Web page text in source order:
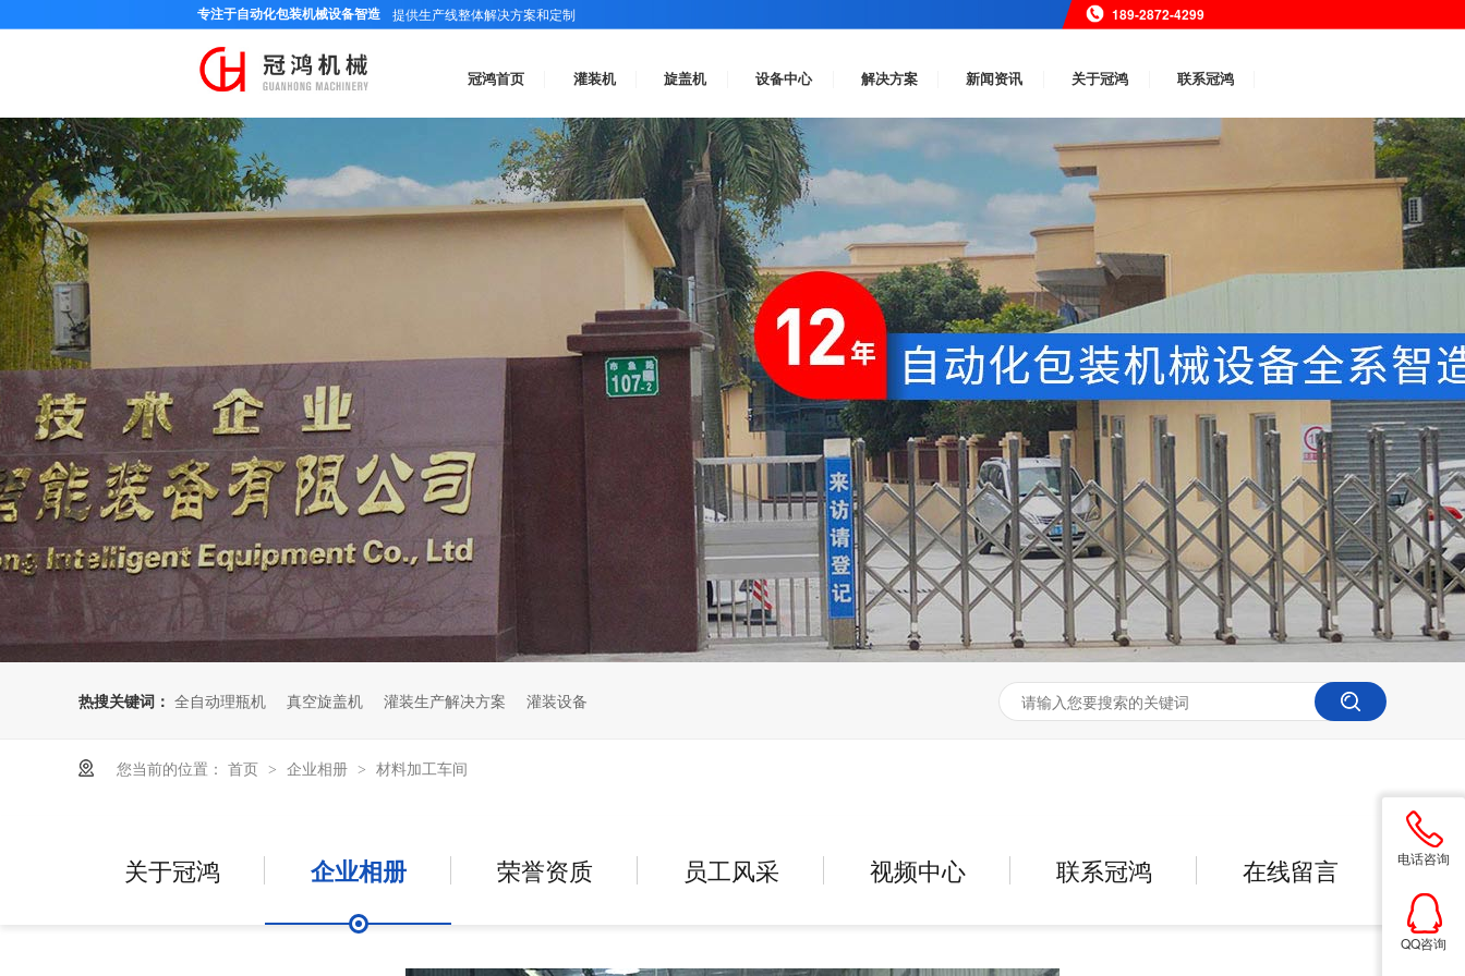
专注于自动化包装机械设备智造 提供生产线整体解决方案和定制 189-2872-4299
冠鸿首页 灌装机 旋盖机 设备中心 解决方案 新闻资讯 关于冠鸿 联系冠鸿
热搜关键词： 全自动理瓶机 真空旋盖机 灌装生产解决方案 灌装设备
您当前的位置： 首页 > 企业相册 > 材料加工车间
关于冠鸿 企业相册 荣誉资质 员工风采 视频中心 联系冠鸿 在线留言 电话咨询
QQ咨询